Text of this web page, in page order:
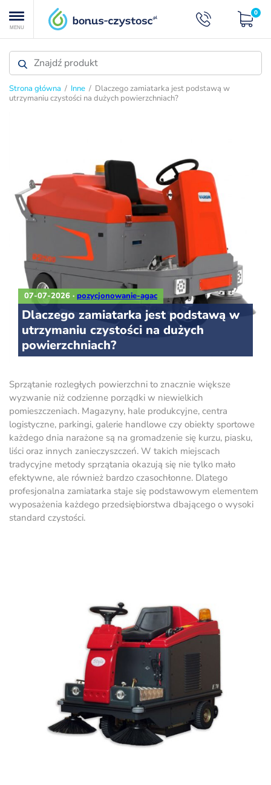
MENU
0
Strona główna / Inne / Dlaczego zamiatarka jest podstawą w
utrzymaniu czystości na dużych powierzchniach?
07-07-2026 · pozycjonowanie-agac
Dlaczego zamiatarka jest podstawą w
utrzymaniu czystości na dużych
powierzchniach?
Sprzątanie rozległych powierzchni to znacznie większe
wyzwanie niż codzienne porządki w niewielkich
pomieszczeniach. Magazyny, hale produkcyjne, centra
logistyczne, parkingi, galerie handlowe czy obiekty sportowe
każdego dnia narażone są na gromadzenie się kurzu, piasku,
liści oraz innych zanieczyszczeń. W takich miejscach
tradycyjne metody sprzątania okazują się nie tylko mało
efektywne, ale również bardzo czasochłonne. Dlatego
profesjonalna zamiatarka staje się podstawowym elementem
wyposażenia każdego przedsiębiorstwa dbającego o wysoki
standard czystości.